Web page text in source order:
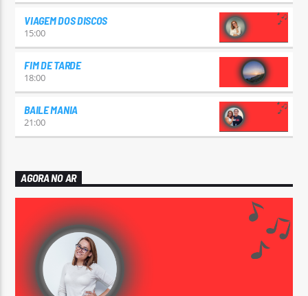
VIAGEM DOS DISCOS
15:00
FIM DE TARDE
18:00
BAILE MANIA
21:00
AGORA NO AR